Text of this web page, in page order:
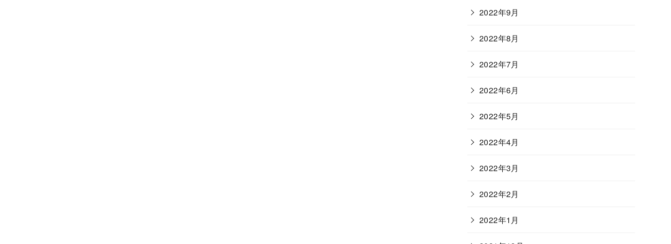
2022年9月
2022年8月
2022年7月
2022年6月
2022年5月
2022年4月
2022年3月
2022年2月
2022年1月